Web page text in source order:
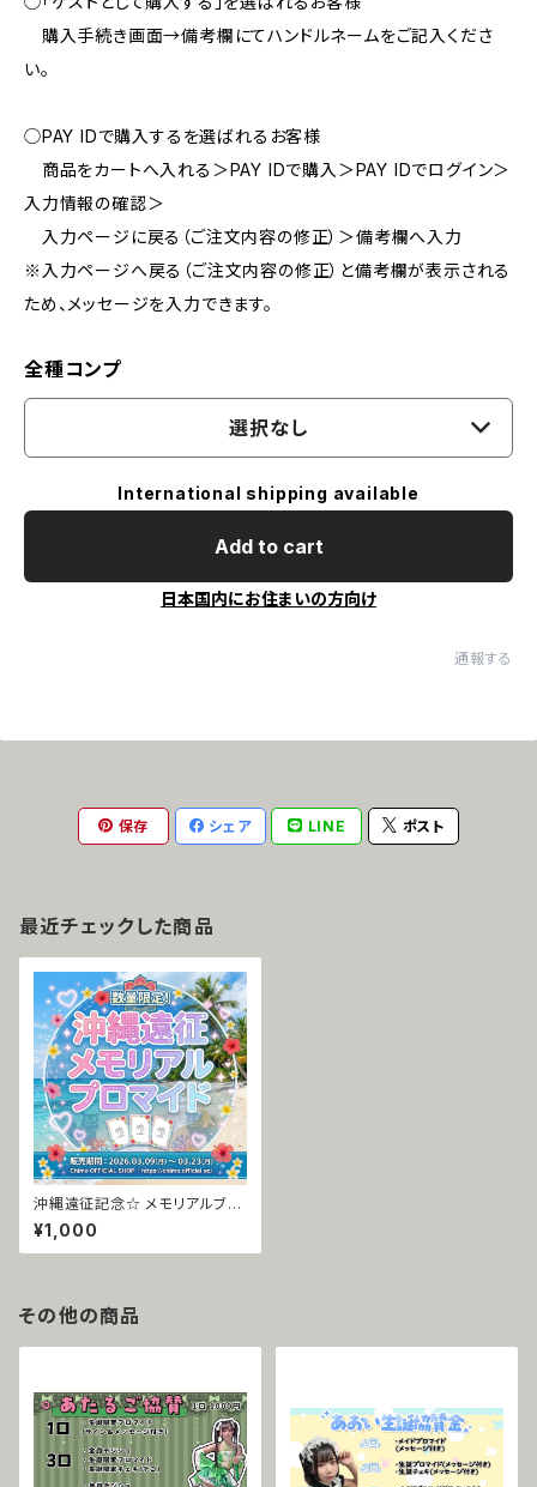
購入手続き画面→備考欄にてハンドルネームをご記入くださ
い。
◯PAY IDで購入するを選ばれるお客様
商品をカートへ入れる＞PAY IDで購入＞PAY IDでログイン＞
入力情報の確認＞
入力ページに戻る（ご注文内容の修正）＞備考欄へ入力
※入力ページへ戻る（ご注文内容の修正）と備考欄が表示される
ため、メッセージを入力できます。
全種コンプ
選択なし
International shipping available
Add to cart
日本国内にお住まいの方向け
通報する
保存 シェア LINE ポスト
最近チェックした商品
沖縄遠征記念☆ メモリアルブロ
マイド ☆
¥1,000
その他の商品